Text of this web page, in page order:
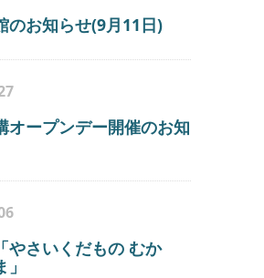
のお知らせ(9月11日)
オープンデー開催のお知
やさいくだもの むか